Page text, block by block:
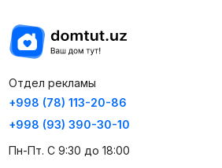
Отдел рекламы
+998 (78) 113-20-86
+998 (93) 390-30-10
Пн-Пт. С 9:30 до 18:00